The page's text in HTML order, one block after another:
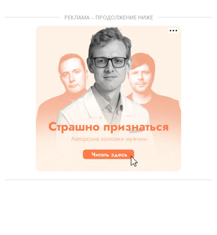
РЕКЛАМА – ПРОДОЛЖЕНИЕ НИЖЕ